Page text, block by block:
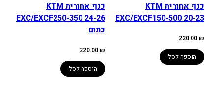
כנף אחורית KTM
EXC/EXCF150-500 20-23
220.00₪
הוספה לסל
כנף אחורית KTM
EXC/EXCF250-350 24-26
כתום
220.00₪
הוספה לסל